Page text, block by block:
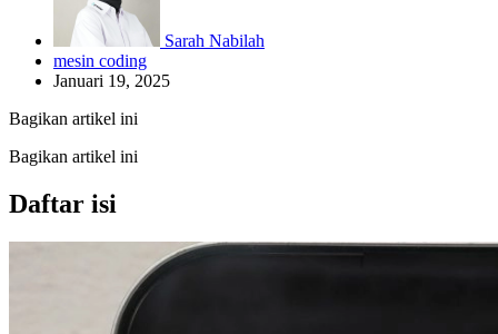
Sarah Nabilah
mesin coding
Januari 19, 2025
Bagikan artikel ini
Bagikan artikel ini
Daftar isi